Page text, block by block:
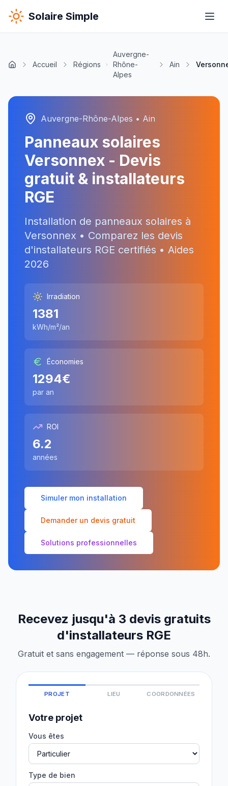
Solaire Simple
Accueil Régions
Auvergne-
Rhône-
Alpes
Ain
Auvergne-Rhône-Alpes • Ain
Panneaux solaires
Versonnex - Devis
gratuit & installateurs
RGE
Installation de panneaux solaires à
Versonnex • Comparez les devis
d'installateurs RGE certifiés • Aides
2026
Irradiation
1381
kWh/m²/an
Économies
1294€
par an
ROI
6.2
années
Simuler mon installation
Demander un devis gratuit
Solutions professionnelles
Recevez jusqu'à 3 devis gratuits
d'installateurs RGE
Gratuit et sans engagement — réponse sous 48h.
PROJET LIEU COORDONNÉES
Votre projet
Vous êtes
Type de bien